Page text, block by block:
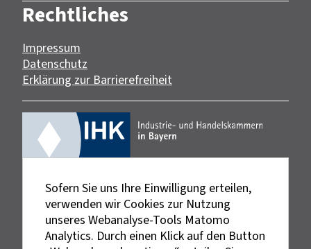
Rechtliches
Impressum
Datenschutz
Erklärung zur Barrierefreiheit
Sofern Sie uns Ihre Einwilligung erteilen,
verwenden wir Cookies zur Nutzung
unseres Webanalyse-Tools Matomo
Analytics. Durch einen Klick auf den Button